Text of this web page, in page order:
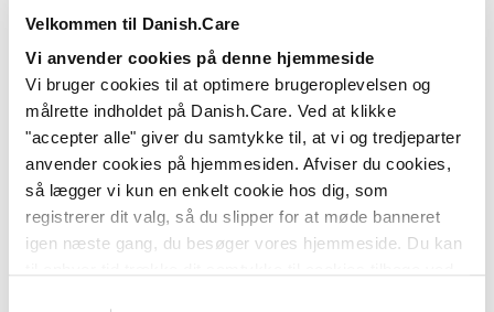
Velkommen til Danish.Care
Vi anvender cookies på denne hjemmeside
Vi bruger cookies til at optimere brugeroplevelsen og
målrette indholdet på Danish.Care. Ved at klikke
"accepter alle" giver du samtykke til, at vi og tredjeparter
anvender cookies på hjemmesiden. Afviser du cookies,
så lægger vi kun en enkelt cookie hos dig, som
registrerer dit valg, så du slipper for at møde banneret
igen næste gang, du besøger vores hjemmeside. Du kan
hjælpemidler og velfærdsteknologi
gennem samarbejde med Dansk
Industri
Fra den 1. juli 2026 bliver Danish.Care
medlemsforening i Dansk Industri (DI) – et
samarbejde som...
Læs mere